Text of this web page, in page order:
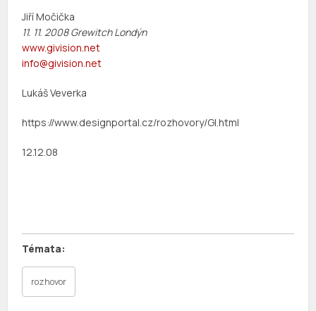
Jiří Močička
11. 11. 2008 Grewitch Londýn
www.givision.net
info@givision.net
Lukáš Veverka
https://www.designportal.cz/rozhovory/GI.html
12.12.08
rozhovor